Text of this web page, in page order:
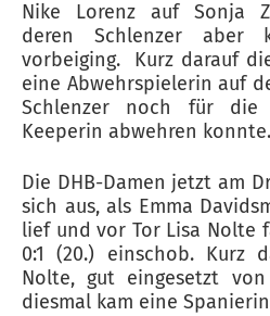
Nike Lorenz auf Sonja
deren Schlenzer aber
vorbeiging. Kurz darauf
eine Abwehrspielerin auf
Schlenzer noch für die
Keeperin abwehren konnte.
Die DHB-Damen jetzt am
sich aus, als Emma
lief und vor Tor Lisa Nolte
0:1 (20.) einschob. Kurz
Nolte, gut eingesetzt
diesmal kam eine